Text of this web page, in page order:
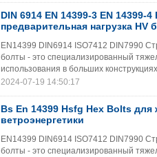
DIN 6914 EN 14399-3 EN 14399-
предварительная нагрузка HV
EN14399 DIN6914 ISO7412 DIN7990
болты - это специализированный
использования в больших
2024-07-19 14:50:17
Bs En 14399 Hsfg Hex Bolts
ветроэнергетики
EN14399 DIN6914 ISO7412 DIN7990
болты - это специализированный